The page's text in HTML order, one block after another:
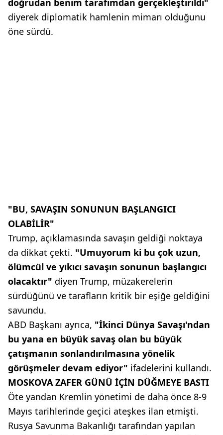
doğrudan benim tarafımdan gerçekleştirildi"
diyerek diplomatik hamlenin mimarı olduğunu
öne sürdü.
"BU, SAVAŞIN SONUNUN BAŞLANGICI
OLABİLİR"
Trump, açıklamasında savaşın geldiği noktaya
da dikkat çekti. "Umuyorum ki bu çok uzun,
ölümcül ve yıkıcı savaşın sonunun başlangıcı
olacaktır" diyen Trump, müzakerelerin
sürdüğünü ve tarafların kritik bir eşiğe geldiğini
savundu.
ABD Başkanı ayrıca, "İkinci Dünya Savaşı'ndan
bu yana en büyük savaş olan bu büyük
çatışmanın sonlandırılmasına yönelik
görüşmeler devam ediyor" ifadelerini kullandı.
MOSKOVA ZAFER GÜNÜ İÇİN DÜĞMEYE BASTI
Öte yandan Kremlin yönetimi de daha önce 8-9
Mayıs tarihlerinde geçici ateşkes ilan etmişti.
Rusya Savunma Bakanlığı tarafından yapılan